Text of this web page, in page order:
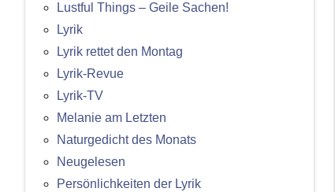
Lustful Things – Geile Sachen!
Lyrik
Lyrik rettet den Montag
Lyrik-Revue
Lyrik-TV
Melanie am Letzten
Naturgedicht des Monats
Neugelesen
Persönlichkeiten der Lyrik